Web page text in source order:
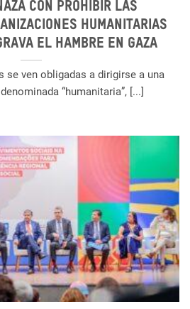
con prohibir las
humanitarias
el hambre en Gaza
se ven obligadas a dirigirse a una
“humanitaria”, [...]